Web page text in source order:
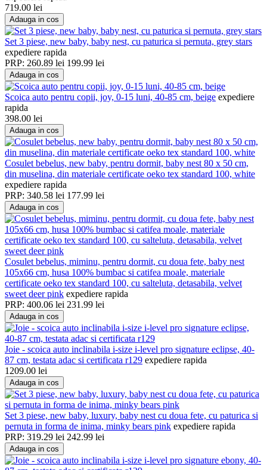
719.00 lei
Adauga in cos
Set 3 piese, new baby, baby nest, cu paturica si pernuta, grey stars
expediere rapida
PRP: 260.89 lei 199.99 lei
Adauga in cos
Scoica auto pentru copii, joy, 0-15 luni, 40-85 cm, beige expediere
rapida
398.00 lei
Adauga in cos
Cosulet bebelus, new baby, pentru dormit, baby nest 80 x 50 cm,
din muselina, din materiale certificate oeko tex standard 100, white
expediere rapida
PRP: 340.58 lei 177.99 lei
Adauga in cos
Cosulet bebelus, miminu, pentru dormit, cu doua fete, baby nest
105x66 cm, husa 100% bumbac si catifea moale, materiale
certificate oeko tex standard 100, cu salteluta, detasabila, velvet
sweet deer pink expediere rapida
PRP: 400.06 lei 231.99 lei
Adauga in cos
Joie - scoica auto inclinabila i-size i-level pro signature eclipse, 40-
87 cm, testata adac si certificata r129 expediere rapida
1209.00 lei
Adauga in cos
Set 3 piese, new baby, luxury, baby nest cu doua fete, cu paturica si
pernuta in forma de inima, minky bears pink expediere rapida
PRP: 319.29 lei 242.99 lei
Adauga in cos